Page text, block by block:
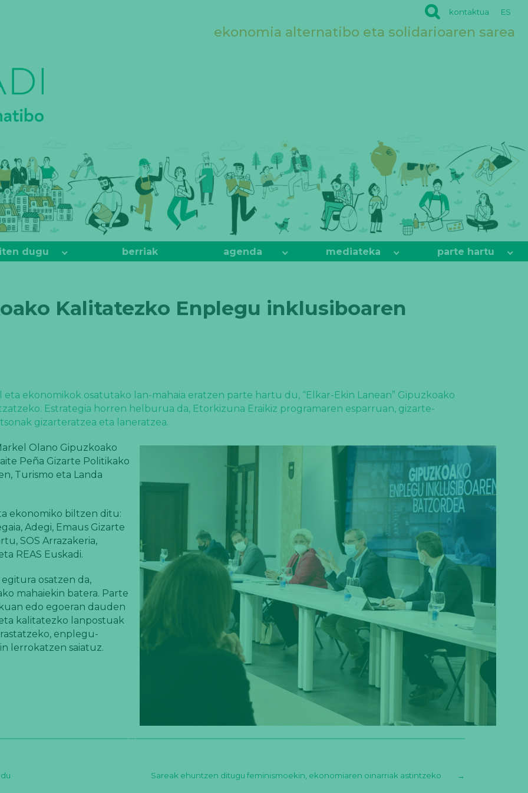
kontaktua ES
ekonomia alternatibo eta solidarioaren sarea
dugu berriak agenda mediateka parte hartu
Kalitatezko Enplegu inklusiboaren
eta ekonomikok osatutako lan-mahaia eratzen parte hartu du, “Elkar-Ekin Lanean” Gipuzkoako
Estrategia horren helburua da, Etorkizuna Eraikiz programaren esparruan, gizarte-
gizarteratzea eta laneratzea.
Olano Gipuzkoako
Peña Gizarte Politikako
Turismo eta Landa
ekonomiko biltzen ditu:
Adegi, Emaus Gizarte
SOS Arrazakeria,
REAS Euskadi.
osatzen da,
mahaiekin batera. Parte
edo egoeran dauden
kalitatezko lanpostuak
enplegu-
lerrokatzen saiatuz.
→
Sareak ehuntzen ditugu feminismoekin, ekonomiaren oinarriak astintzeko